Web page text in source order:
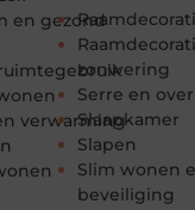
en gezond
verwarming
zonwering
Serre en
Slaapkamer
Slapen
Slim wonen
beveiliging